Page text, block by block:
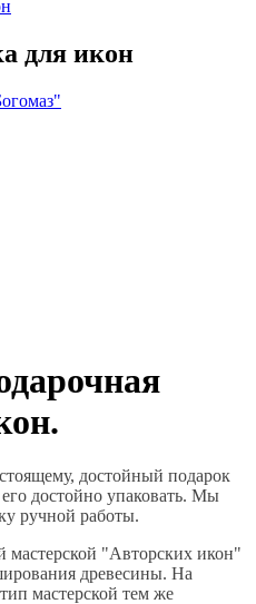
для икон
достойный подарок
достойно упаковать. Мы
ручной работы.
мастерской "Авторских икон"
древесины. На
мастерской тем же